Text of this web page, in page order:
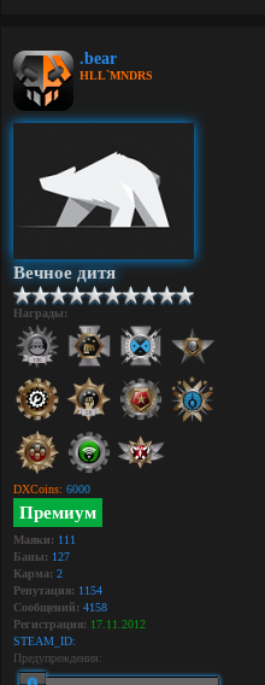
.bear
HLL`MNDRS
Вечное дитя
Награды:
DXCoins: 6000
Премиум
Маяки: 111
Баны: 127
Карма: 2
Репутация: 1154
Сообщений: 4158
Регистрация: 17.11.2012
STEAM_ID:
Предупреждения: